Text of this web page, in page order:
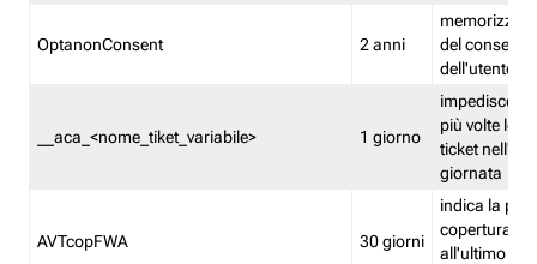
OptanonConsent 2 anni
memorizza
del
dell'utente
__aca_<nome_tiket_variabile> 1 giorno
impedisce di
più volte lo
ticket
giornata
AVTcopFWA 30 giorni
indica la
copertura
all'ultimo